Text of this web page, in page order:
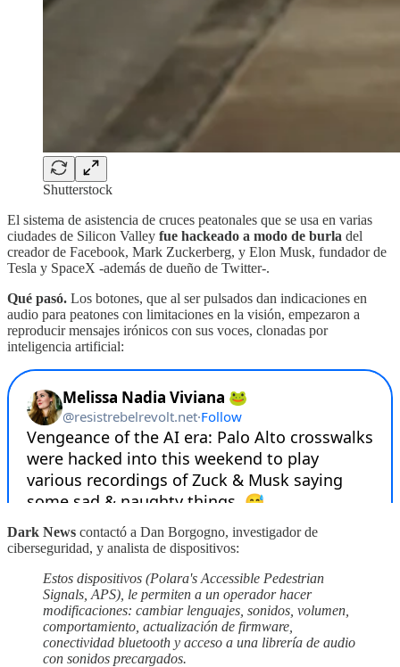
Shutterstock
El sistema de asistencia de cruces peatonales que se usa en varias
ciudades de Silicon Valley fue hackeado a modo de burla del
creador de Facebook, Mark Zuckerberg, y Elon Musk, fundador de
Tesla y SpaceX -además de dueño de Twitter-.
Qué pasó. Los botones, que al ser pulsados dan indicaciones en
audio para peatones con limitaciones en la visión, empezaron a
reproducir mensajes irónicos con sus voces, clonadas por
inteligencia artificial:
Dark News contactó a Dan Borgogno, investigador de
ciberseguridad, y analista de dispositivos:
Estos dispositivos (Polara's Accessible Pedestrian
Signals, APS), le permiten a un operador hacer
modificaciones: cambiar lenguajes, sonidos, volumen,
comportamiento, actualización de firmware,
conectividad bluetooth y acceso a una librería de audio
con sonidos precargados.